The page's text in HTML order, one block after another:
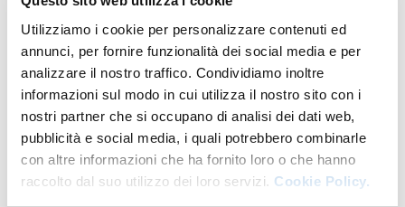
Utilizziamo i cookie per personalizzare contenuti ed
annunci, per fornire funzionalità dei social media e per
analizzare il nostro traffico. Condividiamo inoltre
informazioni sul modo in cui utilizza il nostro sito con i
nostri partner che si occupano di analisi dei dati web,
pubblicità e social media, i quali potrebbero combinarle
con altre informazioni che ha fornito loro o che hanno
raccolto dal suo utilizzo dei loro servizi. Cookie Policy.
E. chiara.cerbone@unipr.it
It's part of